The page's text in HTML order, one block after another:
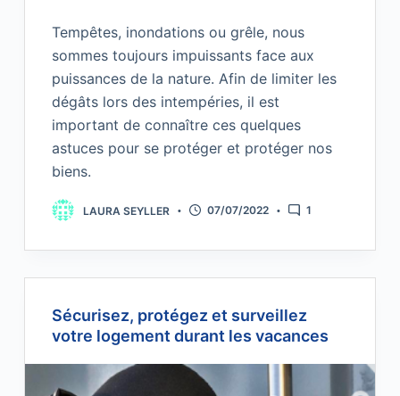
Tempêtes, inondations ou grêle, nous
sommes toujours impuissants face aux
puissances de la nature. Afin de limiter les
dégâts lors des intempéries, il est
important de connaître ces quelques
astuces pour se protéger et protéger nos
biens.
LAURA SEYLLER 07/07/2022 1
Sécurisez, protégez et surveillez
votre logement durant les vacances